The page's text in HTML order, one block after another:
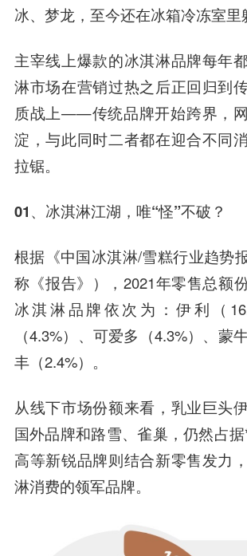
冰、梦龙，至今还在冰箱冷冻室里
主宰线上爆款的冰淇淋品牌每年
淋市场在营销过热之后正回归到
质战上——传统品牌开始跨界，
淀，与此同时二者都在迎合不同
拉锯。
01、冰淇淋江湖，唯“怪”不破？
根据《中国冰淇淋/雪糕行业趋势
称《报告》），2021年零售总额
冰淇淋品牌依次为：伊利（
（4.3%）、可爱多（4.3%）、蒙
丰（2.4%）。
从线下市场份额来看，乳业巨头
国外品牌和路雪、雀巢，仍然占
高等新锐品牌则结合新零售发力
淋消费的领军品牌。